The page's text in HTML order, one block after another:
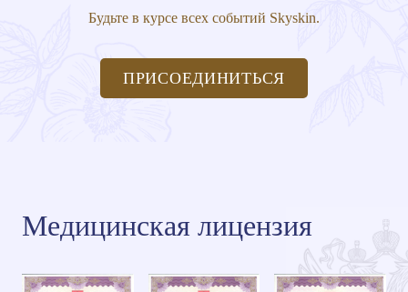
Будьте в курсе всех событий Skyskin.
ПРИСОЕДИНИТЬСЯ
Медицинская лицензия